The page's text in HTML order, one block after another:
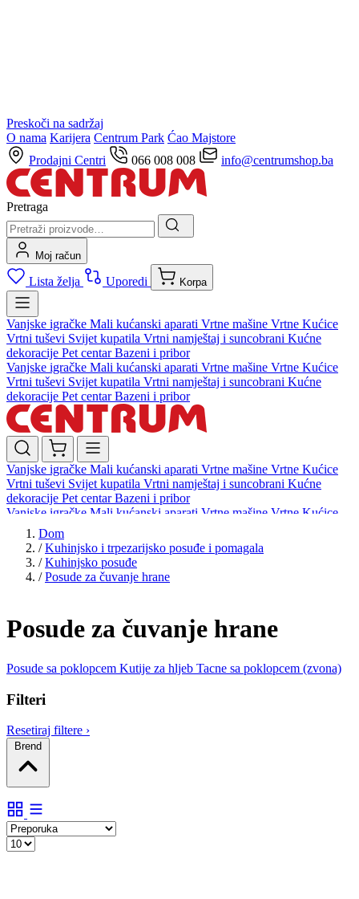
Preskoči na sadržaj
O nama Karijera Centrum Park Ćao Majstore
Prodajni Centri
066 008 008 info@centrumshop.ba
Pretraga
Moj račun
Lista želja Uporedi Korpa
Vanjske igračke Mali kućanski aparati Vrtne mašine Vrtne Kućice
Vrtni tuševi Svijet kupatila Vrtni namještaj i suncobrani Kućne
dekoracije Pet centarBazeni i pribor
Vanjske igračke Mali kućanski aparati Vrtne mašine Vrtne Kućice
Vrtni tuševi Svijet kupatila Vrtni namještaj i suncobrani Kućne
dekoracije Pet centarBazeni i pribor
Vanjske igračke Mali kućanski aparati Vrtne mašine Vrtne Kućice
Vrtni tuševi Svijet kupatila Vrtni namještaj i suncobrani Kućne
dekoracije Pet centarBazeni i pribor
Vanjske igračke Mali kućanski aparati Vrtne mašine Vrtne Kućice
Vrtni tuševi
dekoracijePet centar Bazeni i pribor
Dom
/ Kuhinjsko i trpezarijsko posuđe i pomagala
/ Kuhinjsko posuđe
/ Posude za čuvanje hrane
Posude za čuvanje hrane
Posude sa poklopcem Kutije za hljeb Tacne sa poklopcem (zvona)
Filteri
Resetiraj filtere ›
Brend